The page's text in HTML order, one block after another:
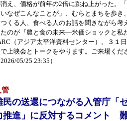
え、価格が前年の2倍に跳ね上がった。
なぜこんなことが」、むらとまちを歩き
くる人、食べる人のお話を聞きながら考
たのが『農と食の未来―米価ショックと私
（アジア太平洋資料センター）。３１
上映会とトークをやります。ご来場くだ
2026/05/25 23:35）
管
民の送還につながる入管庁「
推進」に反対するコメント